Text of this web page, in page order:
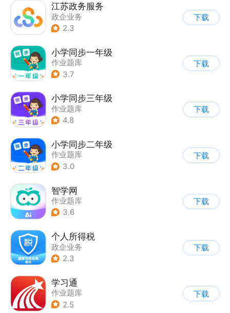
江苏政务服务
政企业务
2.3
下载
小学同步一年级
作业题库
3.7
下载
小学同步三年级
作业题库
4.8
下载
小学同步二年级
作业题库
3.0
下载
智学网
作业题库
3.6
下载
个人所得税
政企业务
2.3
下载
学习通
作业题库
2.5
下载